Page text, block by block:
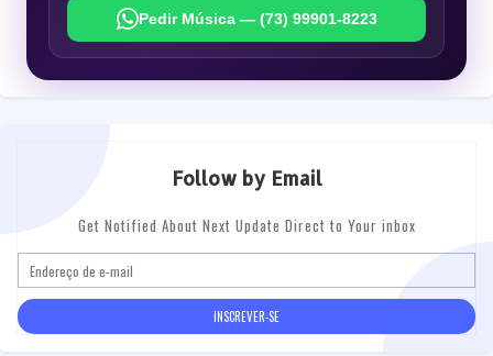
Pedir Música — (73) 99901-8223
Follow by Email
Get Notified About Next Update Direct to Your inbox